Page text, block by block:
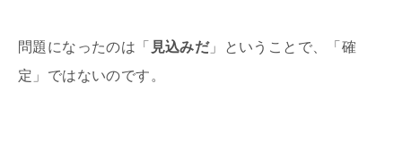
問題になったのは「 見込みだ」ということで、「確
定」ではないのです。